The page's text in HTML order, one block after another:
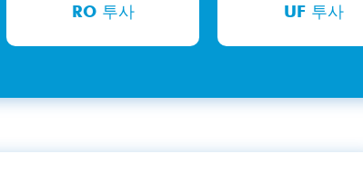
RO 투사 UF 투사